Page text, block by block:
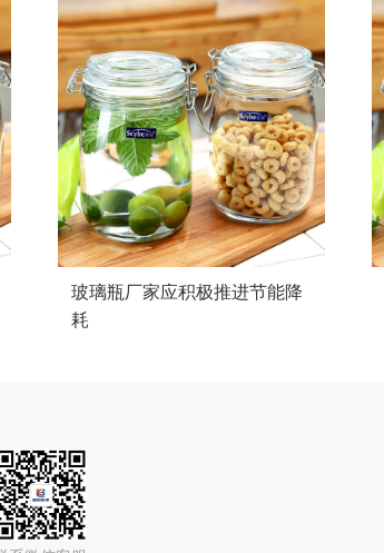
玻璃瓶厂家应积极推进节能降
耗